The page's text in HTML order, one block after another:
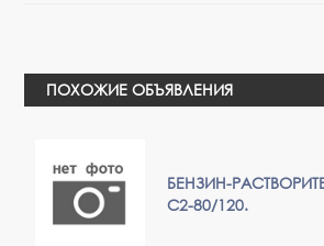
ПОХОЖИЕ ОБЪЯВЛЕНИЯ
БЕНЗИН-
С2-80/120.